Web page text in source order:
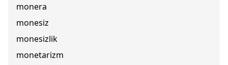
monera
monesiz
monesizlik
monetarizm